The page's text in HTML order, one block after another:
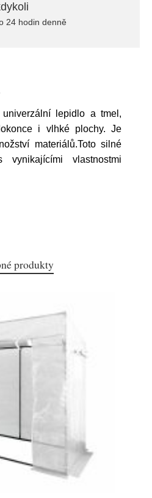
24 hodin denně
lepidlo a tmel,
i vlhké plochy. Je
materiálů.Toto silné
vlastnostmi
produkty